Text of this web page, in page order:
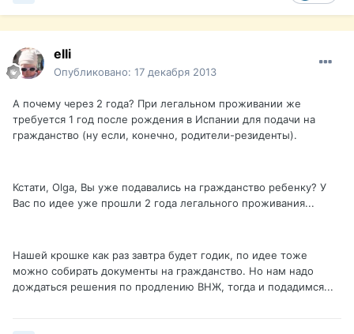
elli
Опубликовано: 17 декабря 2013
А почему через 2 года? При легальном проживании же
требуется 1 год после рождения в Испании для подачи на
гражданство (ну если, конечно, родители-резиденты).
Кстати, Olga, Вы уже подавались на гражданство ребенку? У
Вас по идее уже прошли 2 года легального проживания...
Нашей крошке как раз завтра будет годик, по идее тоже
можно собирать документы на гражданство. Но нам надо
дождаться решения по продлению ВНЖ, тогда и подадимся...